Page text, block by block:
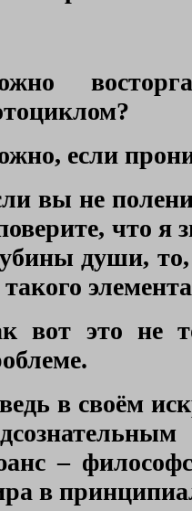
если
вы не
что я
души, то,
такого
вот это не
в своём
–
в